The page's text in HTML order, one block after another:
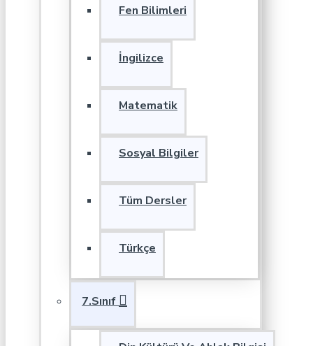
Fen Bilimleri
İngilizce
Matematik
Sosyal Bilgiler
Tüm Dersler
Türkçe
7.Sınıf